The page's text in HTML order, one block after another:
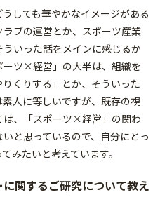
しても華やかなイメージがある
ブの運営とか、スポーツ産業
いった話をメインに感じるか
ーツ×経営」の大半は、組織を
りくりする」とか、そういった
人に等しいですが、既存の視
は、「スポーツ×経営」の関わ
と思っているので、自分にとっ
みたいと考えています。
関するご研究について教え